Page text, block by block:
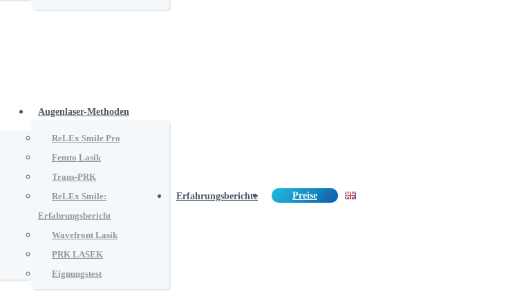
Augenlaser-Methoden
ReLEx Smile Pro
Femto Lasik
Trans-PRK
ReLEx Smile:
Erfahrungsbericht
Wavefront Lasik
PRK LASEK
Eignungstest
Erfahrungsberichte Preise